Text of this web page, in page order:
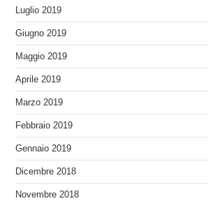
Luglio 2019
Giugno 2019
Maggio 2019
Aprile 2019
Marzo 2019
Febbraio 2019
Gennaio 2019
Dicembre 2018
Novembre 2018